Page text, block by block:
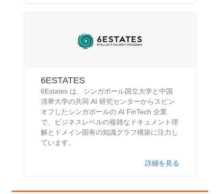
6ESTATES
6Estates は、シンガポール国立大学と中国
清華大学の共同 AI 研究センターからスピン
オフしたシンガポールの AI FinTech 企業
で、ビジネスレベルの複雑なドキュメント理
解とドメイン固有の知識グラフ構築に注力し
ています。
詳細を見る